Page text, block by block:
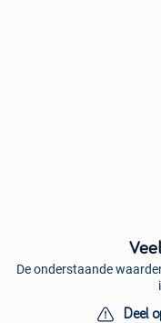
De onderstaande
Deel